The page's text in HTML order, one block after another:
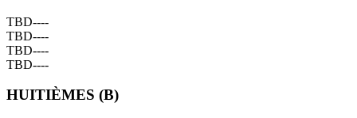
TBD----
TBD----
TBD----
TBD----
HUITIÈMES (B)